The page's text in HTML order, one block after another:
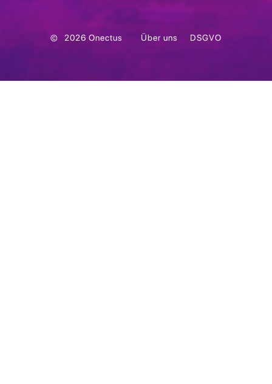
© 2026 Onectus Über uns DSGVO